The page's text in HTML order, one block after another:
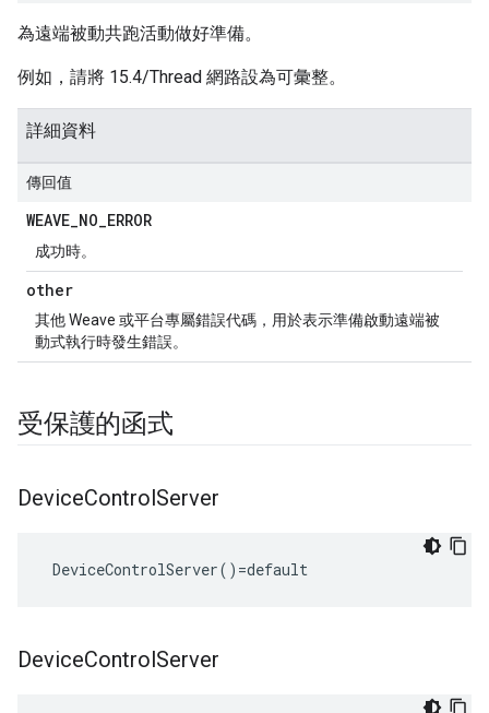
為遠端被動共跑活動做好準備。
例如，請將 15.4/Thread 網路設為可彙整。
詳細資料
傳回值
WEAVE_NO_ERROR
成功時。
other
其他 Weave 或平台專屬錯誤代碼，用於表示準備啟動遠端被
動式執行時發生錯誤。
受保護的函式
DeviceControlServer
DeviceControlServer()=default
DeviceControlServer